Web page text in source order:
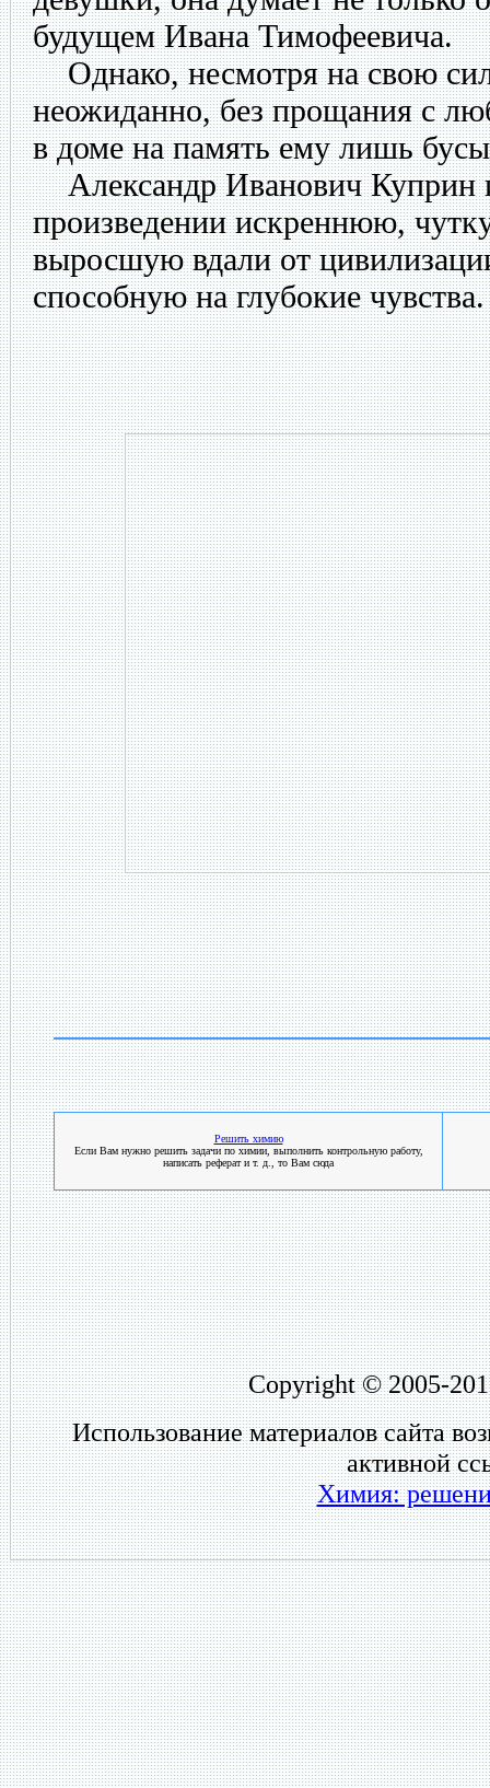
будущем Ивана Тимофеевича.
Однако, несмотря на свою
неожиданно, без прощания с
в доме на память ему лишь
Александр Иванович Куприн
произведении искреннюю,
выросшую вдали от
способную на глубокие чувства.
Решить химию
Если Вам нужно решить задачи по химии, выполнить контрольную работу,
написать реферат и т. д., то Вам сюда
Copyright © 2005-
Использование материалов сайта
активной
Химия: